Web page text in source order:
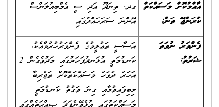
އާއްމުކޮށް މަސައްކަތް
ކުރަންޖޭ ތަން:
ގދ. ތިނަދޫ އަދި ސީ އެމްބިއުލަންސް
އޮންނަ ސަރަހައްދުގައި
ފެންވަރު ނުވަތަ
ޝަރުތު:
އަސާސީ ތަޢުލީމުގެ ފެންވަރުހުރުމާއެކު،
ކަނޑުމަތީ އުޅަނދުފަހަރުގައި މަދުވެގެން 2
އަހަރު ދުވަހު މަސައްކަތްކޮށް ތަޖްރިބާ
ލިބިފައިވުމާއި ގިނަ ވަގުތު ކަނޑުމަތީ